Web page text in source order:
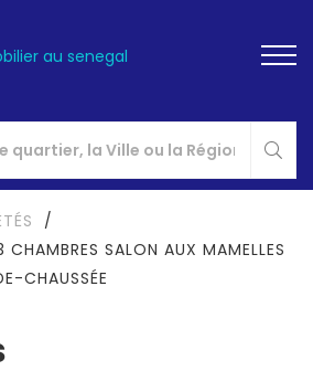
/
SALON AUX MAMELLES
CHAUSSÉE